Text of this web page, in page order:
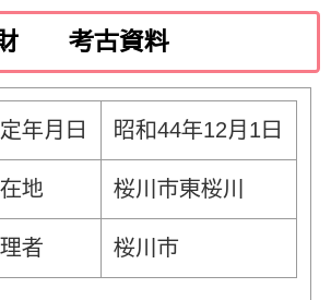
財 考古資料
年月日 昭和44年12月1日
地 桜川市東桜川
者 桜川市